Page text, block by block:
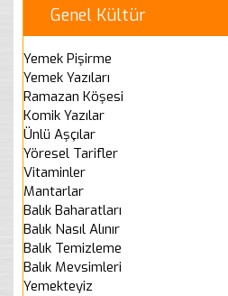
Genel Kültür
Yemek Pişirme
Yemek Yazıları
Ramazan Köşesi
Komik Yazılar
Ünlü Aşçılar
Yöresel Tarifler
Vitaminler
Mantarlar
Balık Baharatları
Balık Nasıl Alınır
Balık Temizleme
Balık Mevsimleri
Yemekteyiz